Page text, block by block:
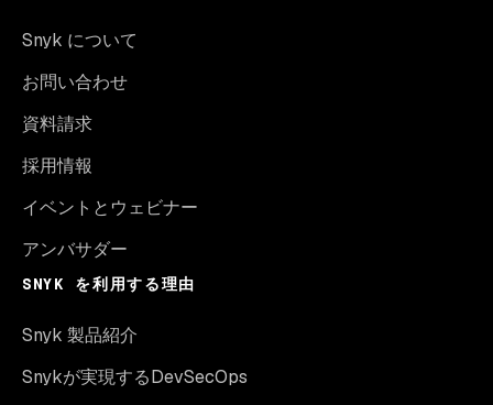
Snyk について
お問い合わせ
資料請求
採用情報
イベントとウェビナー
アンバサダー
SNYK を利用する理由
Snyk 製品紹介
Snykが実現するDevSecOps